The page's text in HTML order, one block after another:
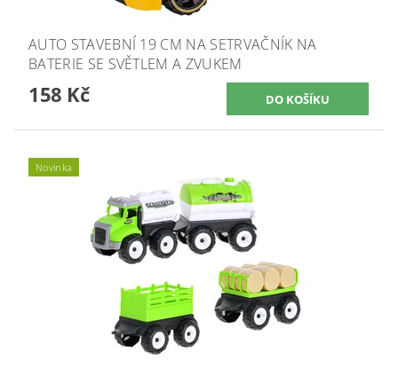
AUTO STAVEBNÍ 19 CM NA SETRVAČNÍK NA
BATERIE SE SVĚTLEM A ZVUKEM
158 Kč
Novinka